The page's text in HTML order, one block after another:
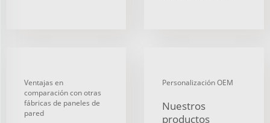
Ventajas en
comparación con otras
fábricas de paneles de
pared
Personalización OEM
Nuestros
productos